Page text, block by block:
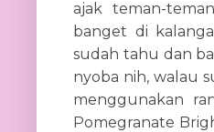
ajak teman-
banget di
sudah tahu dan
nyoba nih, walau
menggunakan
Pomegranate